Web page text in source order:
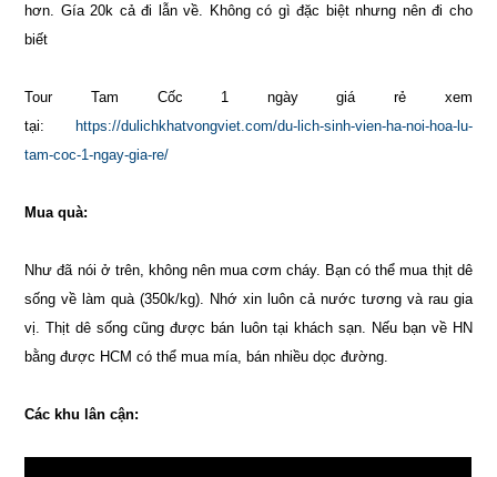
hơn. Gía 20k cả đi lẫn về. Không có gì đặc biệt nhưng nên đi cho
biết
Tour Tam Cốc 1 ngày giá rẻ xem
tại: https://dulichkhatvongviet.com/du-lich-sinh-vien-ha-noi-hoa-lu-
tam-coc-1-ngay-gia-re/
Mua quà:
Như đã nói ở trên, không nên mua cơm cháy. Bạn có thể mua thịt dê
sống về làm quà (350k/kg). Nhớ xin luôn cả nước tương và rau gia
vị. Thịt dê sống cũng được bán luôn tại khách sạn. Nếu bạn về HN
bằng được HCM có thể mua mía, bán nhiều dọc đường.
Các khu lân cận: